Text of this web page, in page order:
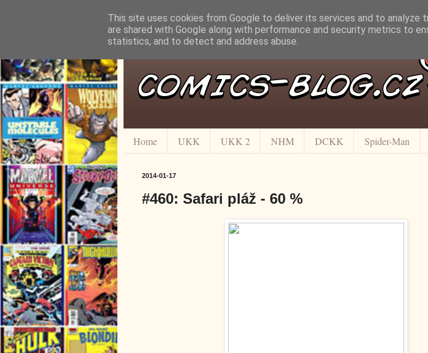
Home UKK UKK 2 NHM DCKK Spider-Man
2014-01-17
#460: Safari pláž - 60 %
This site uses cookies from Google to deliver its services and to analyze
are shared with Google along with performance and security metrics to
statistics, and to detect and address abuse.